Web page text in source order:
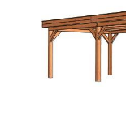
gallerij